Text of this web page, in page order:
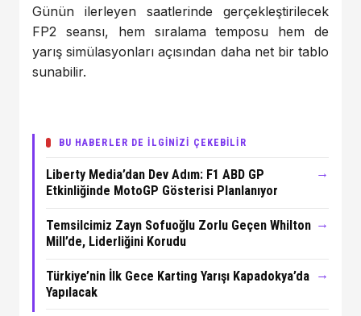
Günün ilerleyen saatlerinde gerçekleştirilecek
FP2 seansı, hem sıralama temposu hem de
yarış simülasyonları açısından daha net bir tablo
sunabilir.
BU HABERLER DE İLGİNİZİ ÇEKEBİLİR
Liberty Media’dan Dev Adım: F1 ABD GP
Etkinliğinde MotoGP Gösterisi Planlanıyor
→
Temsilcimiz Zayn Sofuoğlu Zorlu Geçen Whilton
Mill’de, Liderliğini Korudu
→
Türkiye’nin İlk Gece Karting Yarışı Kapadokya’da
Yapılacak
→